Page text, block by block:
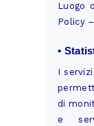
Luogo
Policy–
•
I
di
e